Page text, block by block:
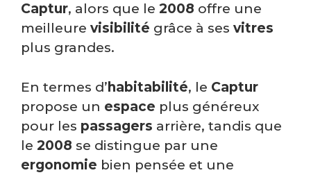
Captur, alors que le 2008 offre une
meilleure visibilité grâce à ses vitres
plus grandes.
En termes d’ habitabilité, le Captur
propose un espace plus généreux
pour les passagers arrière, tandis que
le 2008 se distingue par une
ergonomie bien pensée et une